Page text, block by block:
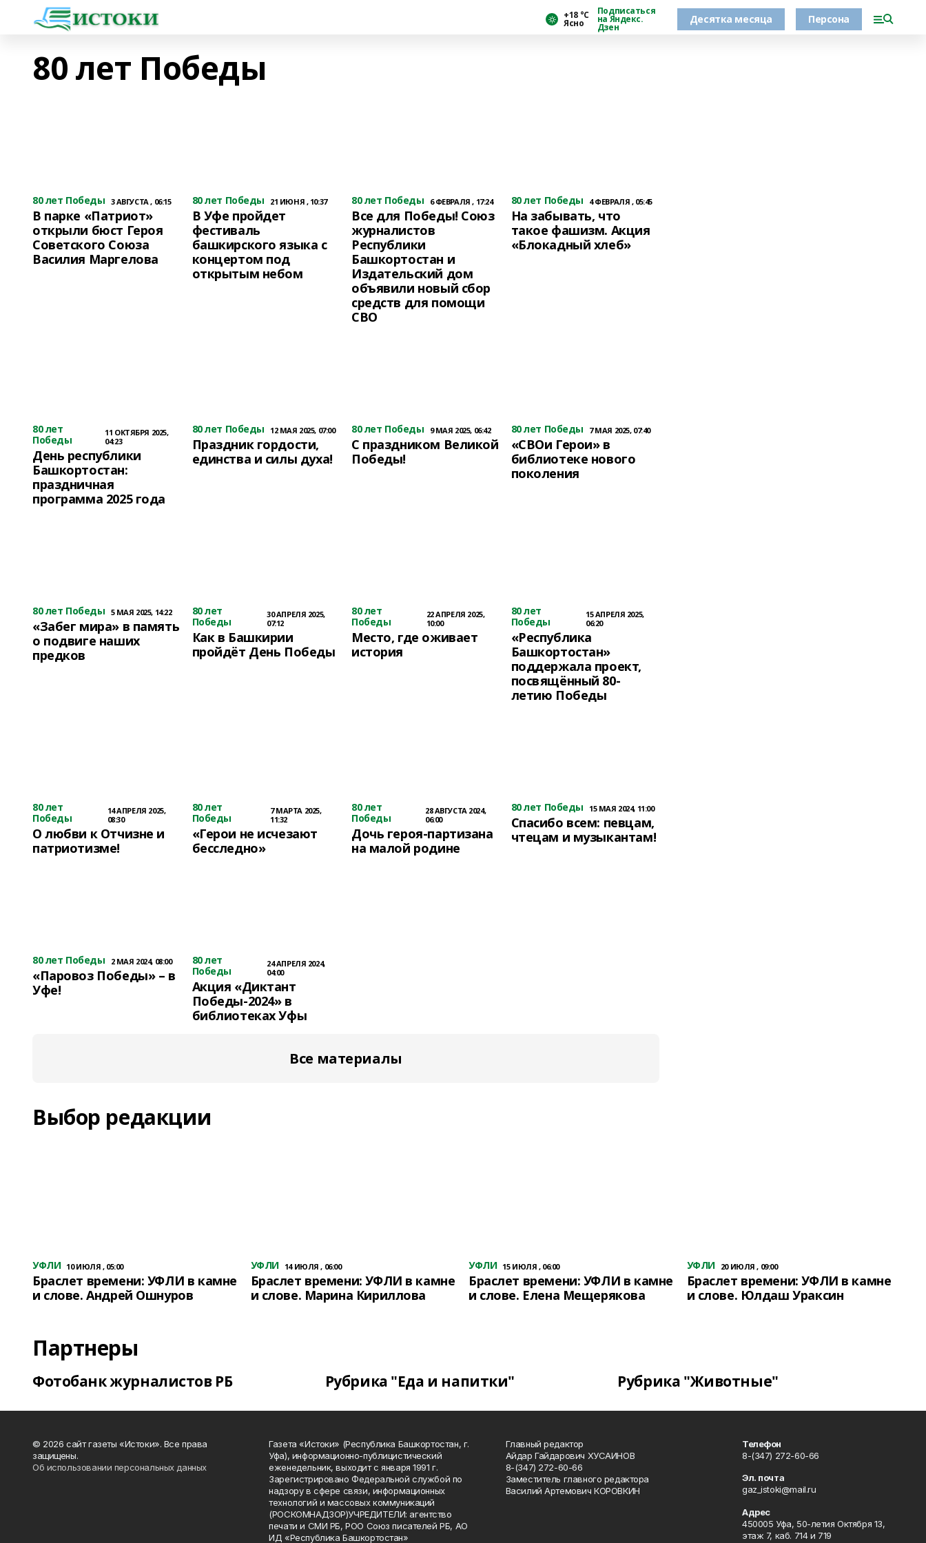
+18 °С
Ясно
Подписаться
на Яндекс.
Дзен
Десятка месяца Персона
80 лет Победы
80 лет Победы 3 АВГУСТА , 06:15
В парке «Патриот»
открыли бюст Героя
Советского Союза
Василия Маргелова
80 лет Победы 21 ИЮНЯ , 10:37
В Уфе пройдет
фестиваль
башкирского языка с
концертом под
открытым небом
80 лет Победы 6 ФЕВРАЛЯ , 17:24
Все для Победы! Союз
журналистов
Республики
Башкортостан и
Издательский дом
объявили новый сбор
средств для помощи
СВО
80 лет Победы 4 ФЕВРАЛЯ , 05:45
На забывать, что
такое фашизм. Акция
«Блокадный хлеб»
80 лет
Победы
11 ОКТЯБРЯ 2025,
04:23
День республики
Башкортостан:
праздничная
программа 2025 года
80 лет Победы 12 МАЯ 2025, 07:00
Праздник гордости,
единства и силы духа!
80 лет Победы 9 МАЯ 2025, 06:42
С праздником Великой
Победы!
80 лет Победы 7 МАЯ 2025, 07:40
«СВОи Герои» в
библиотеке нового
поколения
80 лет Победы 5 МАЯ 2025, 14:22
«Забег мира» в память
о подвиге наших
предков
80 лет
Победы
30 АПРЕЛЯ 2025,
07:12
Как в Башкирии
пройдёт День Победы
80 лет
Победы
22 АПРЕЛЯ 2025,
10:00
Место, где оживает
история
80 лет
Победы
15 АПРЕЛЯ 2025,
06:20
«Республика
Башкортостан»
поддержала проект,
посвящённый 80-
летию Победы
80 лет
Победы
14 АПРЕЛЯ 2025,
08:30
О любви к Отчизне и
патриотизме!
80 лет
Победы
7 МАРТА 2025,
11:32
«Герои не исчезают
бесследно»
80 лет
Победы
28 АВГУСТА 2024,
06:00
Дочь героя-партизана
на малой родине
80 лет Победы 15 МАЯ 2024, 11:00
Спасибо всем: певцам,
чтецам и музыкантам!
80 лет Победы 2 МАЯ 2024, 08:00
«Паровоз Победы» – в
Уфе!
80 лет
Победы
24 АПРЕЛЯ 2024,
04:00
Акция «Диктант
Победы-2024» в
библиотеках Уфы
Все материалы
Выбор редакции
УФЛИ 10 ИЮЛЯ , 05:00
Браслет времени: УФЛИ в камне
и слове. Андрей Ошнуров
УФЛИ 14 ИЮЛЯ , 06:00
Браслет времени: УФЛИ в камне
и слове. Марина Кириллова
УФЛИ 15 ИЮЛЯ , 06:00
Браслет времени: УФЛИ в камне
и слове. Елена Мещерякова
УФЛИ 20 ИЮЛЯ , 09:00
Браслет времени: УФЛИ в камне
и слове. Юлдаш Ураксин
Партнеры
Фотобанк журналистов РБ Рубрика "Еда и напитки" Рубрика "Животные"
© 2026 сайт газеты «Истоки». Все права
защищены.
Об использовании персональных данных
Газета «Истоки» (Республика Башкортостан, г.
Уфа), информационно-публицистический
еженедельник, выходит с января 1991 г.
Зарегистрировано Федеральной службой по
надзору в сфере связи, информационных
технологий и массовых коммуникаций
(РОСКОМНАДЗОР)УЧРЕДИТЕЛИ: агентство
печати и СМИ РБ, РОО Союз писателей РБ, АО
ИД «Республика Башкортостан»
Главный редактор
Айдар Гайдарович ХУСАИНОВ
8-(347) 272-60-66
Заместитель главного редактора
Василий Артемович КОРОВКИН
Телефон
8-(347) 272-60-66
Эл. почта
gaz_istoki@mail.ru
Адрес
450005 Уфа, 50-летия Октября 13,
этаж 7, каб. 714 и 719